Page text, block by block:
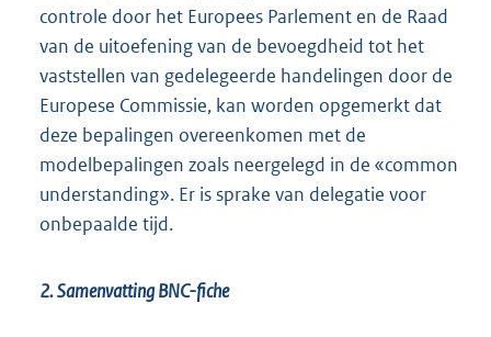
controle door het Europees Parlement en de Raad
van de uitoefening van de bevoegdheid tot het
vaststellen van gedelegeerde handelingen door de
Europese Commissie, kan worden opgemerkt dat
deze bepalingen overeenkomen met de
modelbepalingen zoals neergelegd in de «common
understanding». Er is sprake van delegatie voor
onbepaalde tijd.
2. Samenvatting BNC-fiche